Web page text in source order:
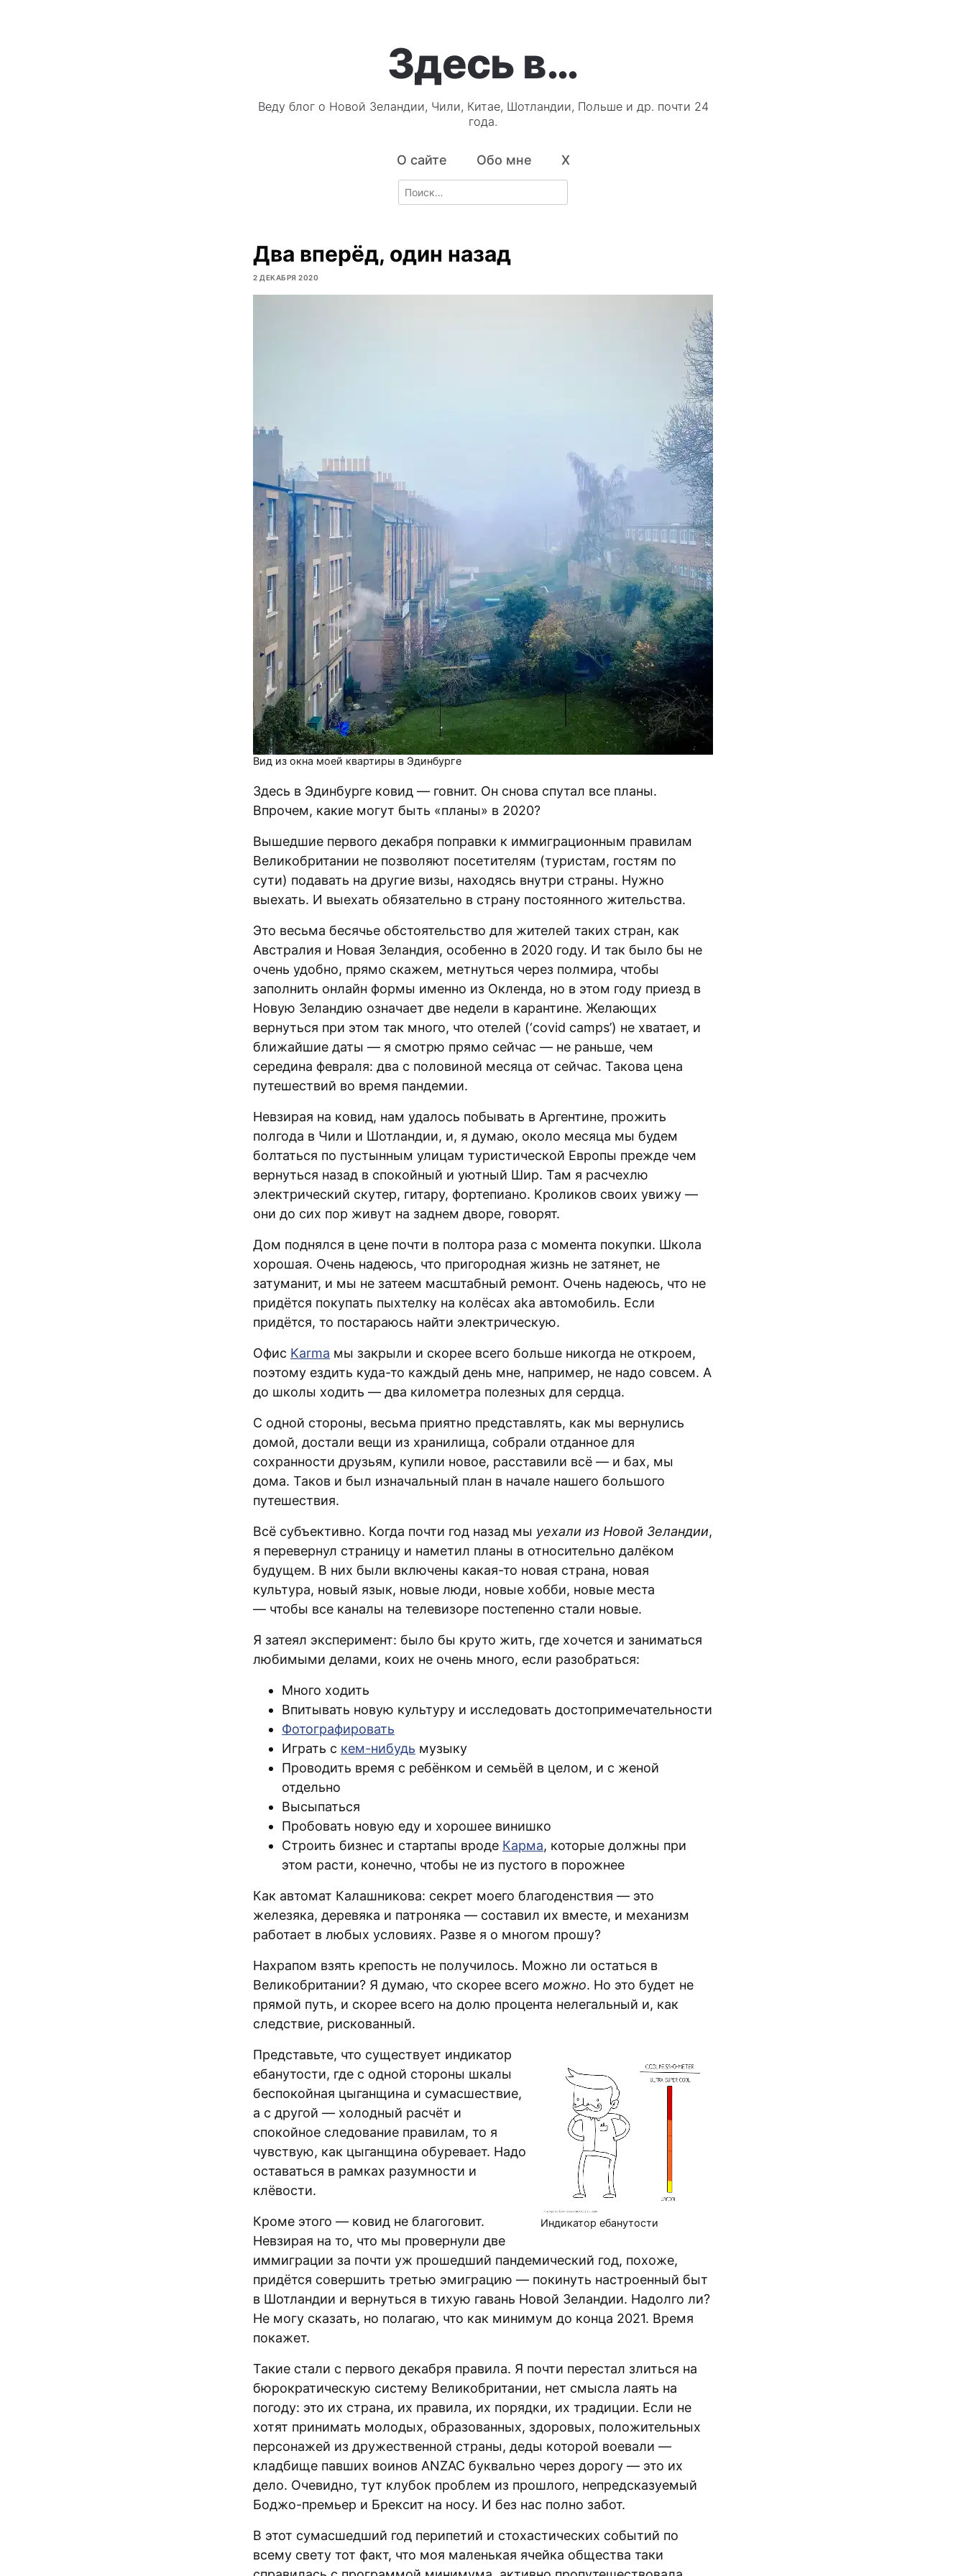
Здесь в…
Веду блог о Новой Зеландии, Чили, Китае, Шотландии, Польше и др. почти 24
года.
О сайте Обо мне X
Search
for:
Два вперёд, один назад
2 ДЕКАБРЯ 2020
Вид из окна моей квартиры в Эдинбурге
Здесь в Эдинбурге ковид — говнит. Он снова спутал все планы.
Впрочем, какие могут быть «планы» в 2020?
Вышедшие первого декабря поправки к иммиграционным правилам
Великобритании не позволяют посетителям (туристам, гостям по
сути) подавать на другие визы, находясь внутри страны. Нужно
выехать. И выехать обязательно в страну постоянного жительства.
Это весьма бесячье обстоятельство для жителей таких стран, как
Австралия и Новая Зеландия, особенно в 2020 году. И так было бы не
очень удобно, прямо скажем, метнуться через полмира, чтобы
заполнить онлайн формы именно из Окленда, но в этом году приезд в
Новую Зеландию означает две недели в карантине. Желающих
вернуться при этом так много, что отелей (‘covid camps’) не хватает, и
ближайшие даты — я смотрю прямо сейчас — не раньше, чем
середина февраля: два с половиной месяца от сейчас. Такова цена
путешествий во время пандемии.
Невзирая на ковид, нам удалось побывать в Аргентине, прожить
полгода в Чили и Шотландии, и, я думаю, около месяца мы будем
болтаться по пустынным улицам туристической Европы прежде чем
вернуться назад в спокойный и уютный Шир. Там я расчехлю
электрический скутер, гитару, фортепиано. Кроликов своих увижу —
они до сих пор живут на заднем дворе, говорят.
Дом поднялся в цене почти в полтора раза с момента покупки. Школа
хорошая. Очень надеюсь, что пригородная жизнь не затянет, не
затуманит, и мы не затеем масштабный ремонт. Очень надеюсь, что не
придётся покупать пыхтелку на колёсах aka автомобиль. Если
придётся, то постараюсь найти электрическую.
Офис Karma мы закрыли и скорее всего больше никогда не откроем,
поэтому ездить куда-то каждый день мне, например, не надо совсем. А
до школы ходить — два километра полезных для сердца.
С одной стороны, весьма приятно представлять, как мы вернулись
домой, достали вещи из хранилища, собрали отданное для
сохранности друзьям, купили новое, расставили всё — и бах, мы
дома. Таков и был изначальный план в начале нашего большого
путешествия.
Всё субъективно. Когда почти год назад мы уехали из Новой Зеландии,
я перевернул страницу и наметил планы в относительно далёком
будущем. В них были включены какая-то новая страна, новая
культура, новый язык, новые люди, новые хобби, новые места
— чтобы все каналы на телевизоре постепенно стали новые.
Я затеял эксперимент: было бы круто жить, где хочется и заниматься
любимыми делами, коих не очень много, если разобраться:
Много ходить
Впитывать новую культуру и исследовать достопримечательности
Фотографировать
Играть с кем-нибудь музыку
Проводить время с ребёнком и семьёй в целом, и с женой
отдельно
Высыпаться
Пробовать новую еду и хорошее винишко
Строить бизнес и стартапы вроде Карма, которые должны при
этом расти, конечно, чтобы не из пустого в порожнее
Как автомат Калашникова: секрет моего благоденствия — это
железяка, деревяка и патроняка — составил их вместе, и механизм
работает в любых условиях. Разве я о многом прошу?
Нахрапом взять крепость не получилось. Можно ли остаться в
Великобритании? Я думаю, что скорее всего можно. Но это будет не
прямой путь, и скорее всего на долю процента нелегальный и, как
следствие, рискованный.
Индикатор ебанутости
Представьте, что существует индикатор
ебанутости, где с одной стороны шкалы
беспокойная цыганщина и сумасшествие,
а с другой — холодный расчёт и
спокойное следование правилам, то я
чувствую, как цыганщина обуревает. Надо
оставаться в рамках разумности и
клёвости.
Кроме этого — ковид не благоговит.
Невзирая на то, что мы провернули две
иммиграции за почти уж прошедший пандемический год, похоже,
придётся совершить третью эмиграцию — покинуть настроенный быт
в Шотландии и вернуться в тихую гавань Новой Зеландии. Надолго ли?
Не могу сказать, но полагаю, что как минимум до конца 2021. Время
покажет.
Такие стали с первого декабря правила. Я почти перестал злиться на
бюрократическую систему Великобритании, нет смысла лаять на
погоду: это их страна, их правила, их порядки, их традиции. Если не
хотят принимать молодых, образованных, здоровых, положительных
персонажей из дружественной страны, деды которой воевали —
кладбище павших воинов ANZAC буквально через дорогу — это их
дело. Очевидно, тут клубок проблем из прошлого, непредсказуемый
Боджо-премьер и Брексит на носу. И без нас полно забот.
В этот сумасшедший год перипетий и стохастических событий по
всему свету тот факт, что моя маленькая ячейка общества таки